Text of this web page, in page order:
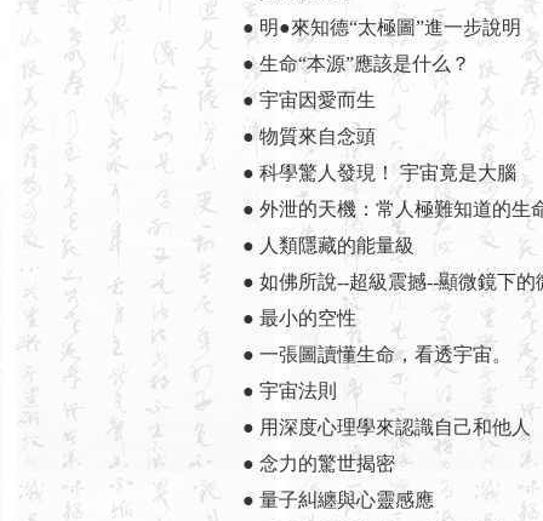
● 明●來知德“太極圖”進一步說明
● 生命“本源”應該是什么？
● 宇宙因愛而生
● 物質來自念頭
● 科學驚人發現！ 宇宙竟是大腦
● 外泄的天機：常人極難知道的生
● 人類隱藏的能量級
● 如佛所說--超級震撼--顯微鏡下的
● 最小的空性
● 一張圖讀懂生命，看透宇宙。
● 宇宙法則
● 用深度心理學來認識自己和他人
● 念力的驚世揭密
● 量子糾纏與心靈感應